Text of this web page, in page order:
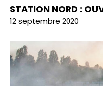
STATION NORD :
12 septembre 2020